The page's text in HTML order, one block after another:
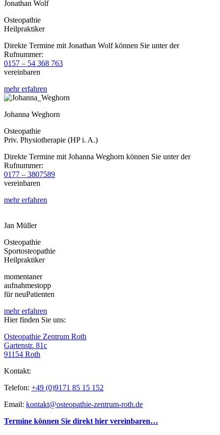
Jonathan Wolf
Osteopathie
Heilpraktiker
Direkte Termine mit Jonathan Wolf können Sie unter der
Rufnummer:
0157 – 54 368 763
vereinbaren
mehr erfahren
Johanna Weghorn
Osteopathie
Priv. Physiotherapie (HP i. A.)
Direkte Termine mit Johanna Weghorn können Sie unter der
Rufnummer:
0177 – 3807589
vereinbaren
mehr erfahren
Jan Müller
Osteopathie
Sportosteopathie
Heilpraktiker
momentaner
aufnahmestopp
für neuPatienten
mehr erfahren
Hier finden Sie uns:
Osteopathie Zentrum Roth
Gartenstr. 81c
91154 Roth
Kontakt:
Telefon: +49 (0)9171 85 15 152
Email: kontakt@osteopathie-zentrum-roth.de
Termine können Sie direkt hier vereinbaren…